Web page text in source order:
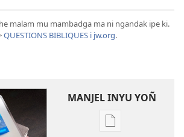
malam mu mambadga ma ni ngandak ipe ki.
QUESTIONS BIBLIQUES i jw.org.
MANJEL INYU YOÑ
Manjel